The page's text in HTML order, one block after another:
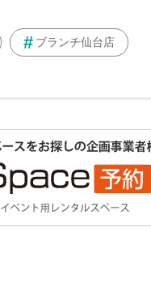
ブランチ仙台店